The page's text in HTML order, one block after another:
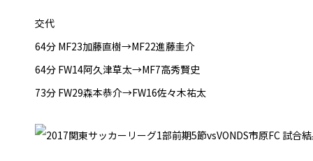
交代
64分 MF23加藤直樹→MF22進藤圭介
64分 FW14阿久津草太→MF7高秀賢史
73分 FW29森本恭介→FW16佐々木祐太